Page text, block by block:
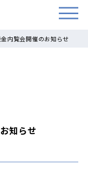
内覧会開催のお知らせ
知らせ